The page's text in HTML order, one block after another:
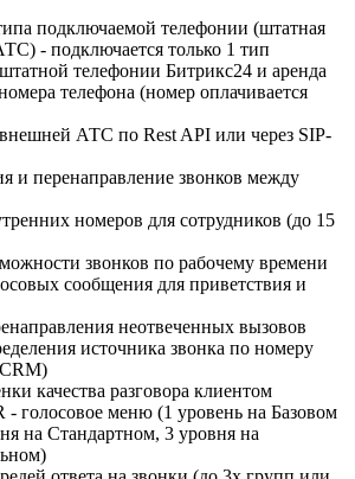
подключаемой телефонии (штатная
- подключается только 1 тип
телефонии Битрикс24 и аренда
телефона (номер оплачивается
АТС по Rest API или через SIP-
и перенаправление звонков между
номеров для сотрудников (до 15
звонков по рабочему времени
сообщения для приветствия и
неотвеченных вызовов
источника звонка по номеру
качества разговора клиентом
- голосовое меню (1 уровень на Базовом
на Стандартном, 3 уровня на